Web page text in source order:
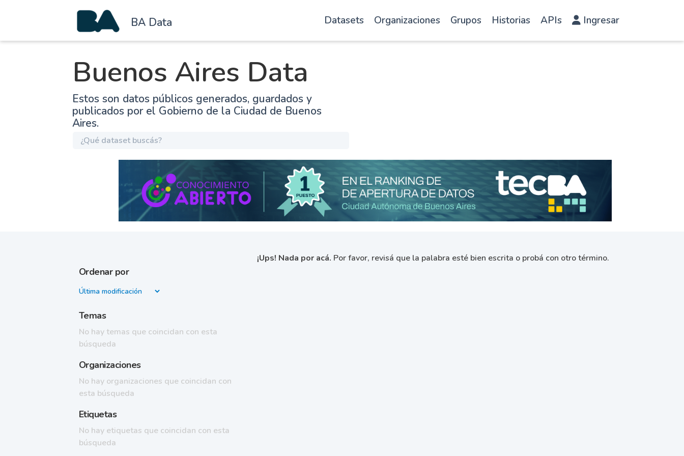
BA Data Datasets Organizaciones Grupos Historias APIs Ingresar
Buenos Aires Data
Estos son datos públicos generados, guardados y
publicados por el Gobierno de la Ciudad de Buenos
Aires.
Ordenar por
Temas
No hay temas que coincidan con esta
búsqueda
Organizaciones
No hay organizaciones que coincidan con
esta búsqueda
Etiquetas
No hay etiquetas que coincidan con esta
búsqueda
¡Ups! Nada por acá. Por favor, revisá que la palabra esté bien escrita o probá con otro término.